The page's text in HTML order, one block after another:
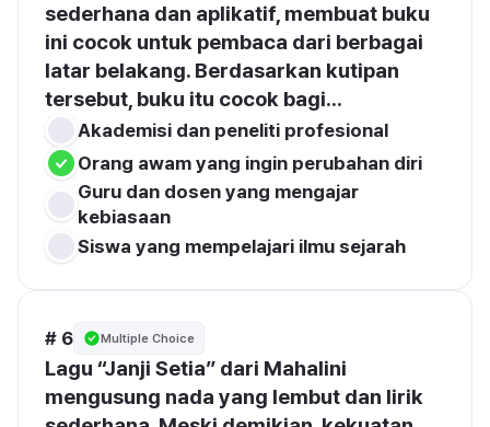
sederhana dan aplikatif, membuat buku
ini cocok untuk pembaca dari berbagai
latar belakang. Berdasarkan kutipan
tersebut, buku itu cocok bagi...
Akademisi dan peneliti profesional
Orang awam yang ingin perubahan diri
Guru dan dosen yang mengajar
kebiasaan
Siswa yang mempelajari ilmu sejarah
# 6 Multiple Choice
Lagu “Janji Setia” dari Mahalini
mengusung nada yang lembut dan lirik